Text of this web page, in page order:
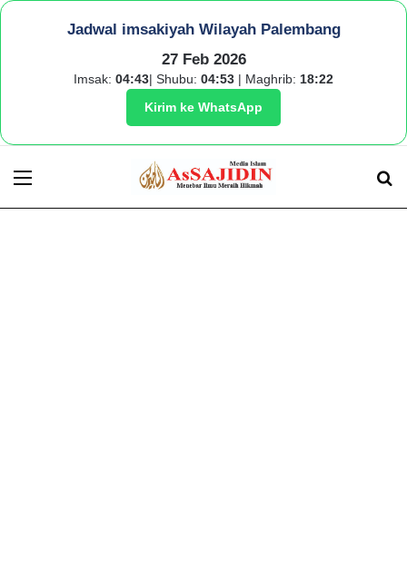
Jadwal imsakiyah Wilayah Palembang
27 Feb 2026
Imsak: 04:43| Shubu: 04:53 | Maghrib: 18:22
Kirim ke WhatsApp
Menu